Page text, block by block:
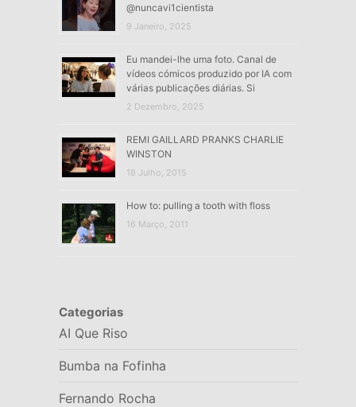
@nuncavi1cientista
9 Janeiro, 2025
Eu mandei-lhe uma foto. Canal de
vídeos cómicos produzido por IA com
várias publicações diárias. Si
2 Dezembro, 2025
REMI GAILLARD PRANKS CHARLIE
WINSTON
18 Julho, 2015
How to: pulling a tooth with floss
16 Março, 2011
Categorias
AI Que Riso
Bumba na Fofinha
Fernando Rocha